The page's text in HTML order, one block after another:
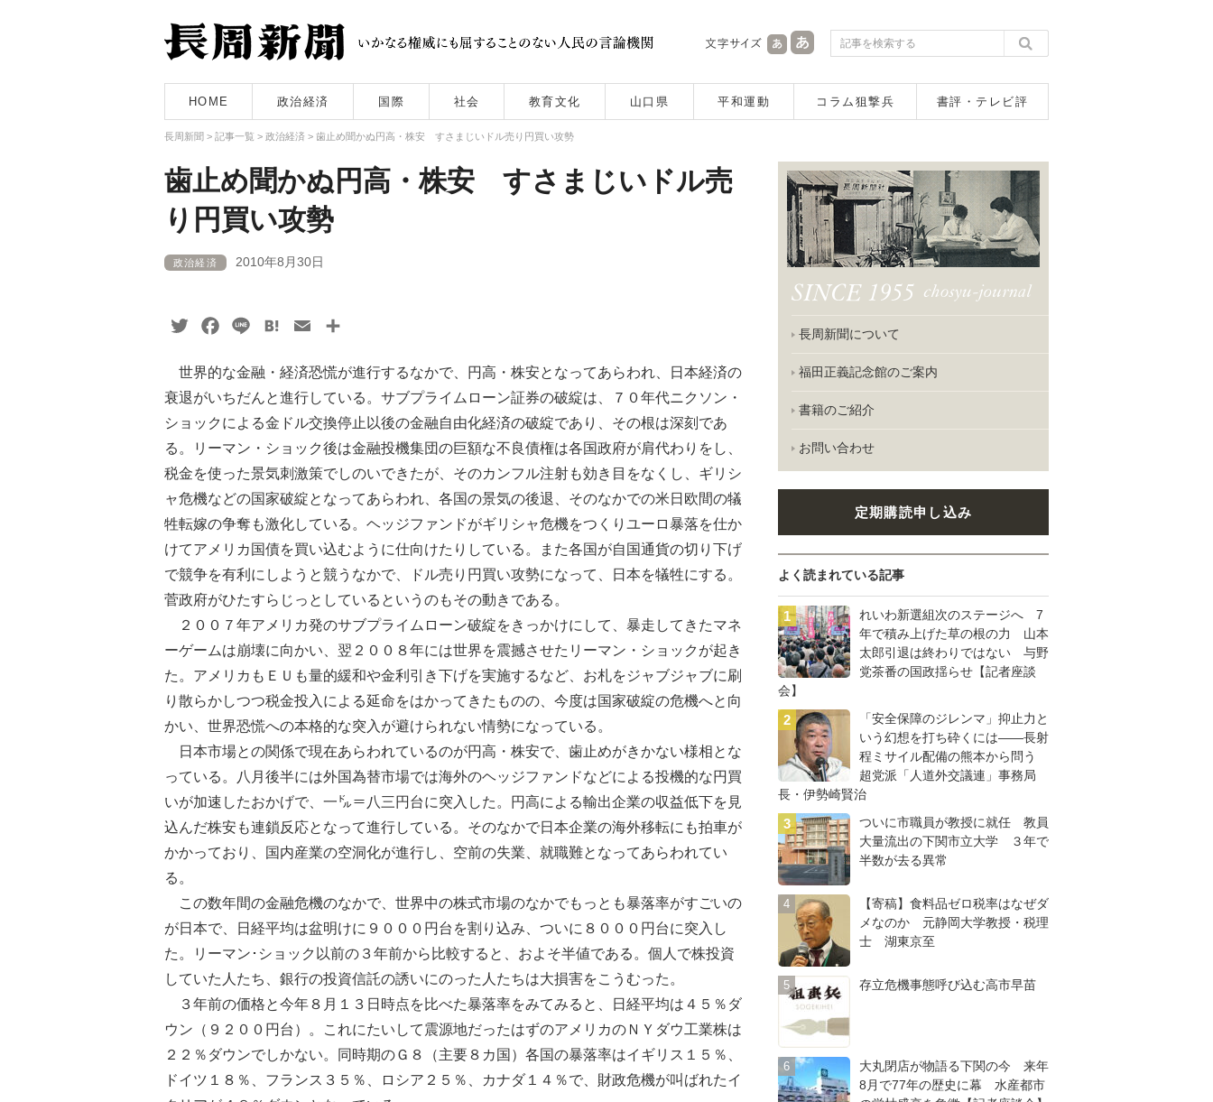
HOME 政治経済 国際 社会 教育文化 山口県 平和運動 コラム狙撃兵 書評・テレビ評
長周新聞 > 記事一覧 > 政治経済 > 歯止め聞かぬ円高・株安 すさまじいドル売り円買い攻勢
歯止め聞かぬ円高・株安 すさまじいドル売
り円買い攻勢
政治経済 2010年8月30日
TwitterFacebook
Line HatenaEmail
世界的な金融・経済恐慌が進行するなかで、円高・株安となってあらわれ、日本経済の
衰退がいちだんと進行している。サブプライムローン証券の破綻は、７０年代ニクソン・
ショックによる金ドル交換停止以後の金融自由化経済の破綻であり、その根は深刻であ
る。リーマン・ショック後は金融投機集団の巨額な不良債権は各国政府が肩代わりをし、
税金を使った景気刺激策でしのいできたが、そのカンフル注射も効き目をなくし、ギリシ
ャ危機などの国家破綻となってあらわれ、各国の景気の後退、そのなかでの米日欧間の犠
牲転嫁の争奪も激化している。ヘッジファンドがギリシャ危機をつくりユーロ暴落を仕か
けてアメリカ国債を買い込むように仕向けたりしている。また各国が自国通貨の切り下げ
で競争を有利にしようと競うなかで、ドル売り円買い攻勢になって、日本を犠牲にする。
菅政府がひたすらじっとしているというのもその動きである。
２００７年アメリカ発のサブプライムローン破綻をきっかけにして、暴走してきたマネ
ーゲームは崩壊に向かい、翌２００８年には世界を震撼させたリーマン・ショックが起き
た。アメリカもＥＵも量的緩和や金利引き下げを実施するなど、お札をジャブジャブに刷
り散らかしつつ税金投入による延命をはかってきたものの、今度は国家破綻の危機へと向
かい、世界恐慌への本格的な突入が避けられない情勢になっている。
日本市場との関係で現在あらわれているのが円高・株安で、歯止めがきかない様相とな
っている。八月後半には外国為替市場では海外のヘッジファンドなどによる投機的な円買
いが加速したおかげで、一㌦＝八三円台に突入した。円高による輸出企業の収益低下を見
込んだ株安も連鎖反応となって進行している。そのなかで日本企業の海外移転にも拍車が
かかっており、国内産業の空洞化が進行し、空前の失業、就職難となってあらわれてい
る。
この数年間の金融危機のなかで、世界中の株式市場のなかでもっとも暴落率がすごいの
が日本で、日経平均は盆明けに９０００円台を割り込み、ついに８０００円台に突入し
た。リーマン･ショック以前の３年前から比較すると、およそ半値である。個人で株投資
していた人たち、銀行の投資信託の誘いにのった人たちは大損害をこうむった。
３年前の価格と今年８月１３日時点を比べた暴落率をみてみると、日経平均は４５％ダ
ウン（９２００円台）。これにたいして震源地だったはずのアメリカのＮＹダウ工業株は
２２％ダウンでしかない。同時期のＧ８（主要８カ国）各国の暴落率はイギリス１５％、
ドイツ１８％、フランス３５％、ロシア２５％、カナダ１４％で、財政危機が叫ばれたイ
長周新聞について
福田正義記念館のご案内
書籍のご紹介
お問い合わせ
定期購読申し込み
よく読まれている記事
れいわ新選組次のステージへ 7
年で積み上げた草の根の力 山本
太郎引退は終わりではない 与野
党茶番の国政揺らせ【記者座談
会】
「安全保障のジレンマ」抑止力と
いう幻想を打ち砕くには――長射
程ミサイル配備の熊本から問う
超党派「人道外交議連」事務局
長・伊勢崎賢治
ついに市職員が教授に就任 教員
大量流出の下関市立大学 ３年で
半数が去る異常
【寄稿】食料品ゼロ税率はなぜダ
メなのか 元静岡大学教授・税理
士 湖東京至
存立危機事態呼び込む高市早苗
大丸閉店が物語る下関の今 来年
8月で77年の歴史に幕 水産都市